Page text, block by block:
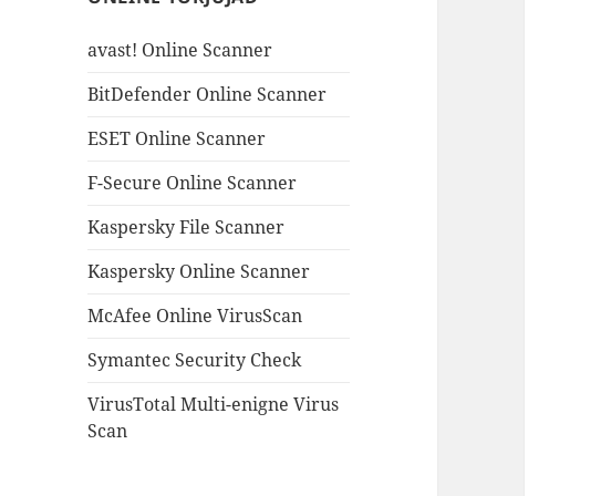
avast! Online Scanner
BitDefender Online Scanner
ESET Online Scanner
F-Secure Online Scanner
Kaspersky File Scanner
Kaspersky Online Scanner
McAfee Online VirusScan
Symantec Security Check
VirusTotal Multi-enigne Virus
Scan